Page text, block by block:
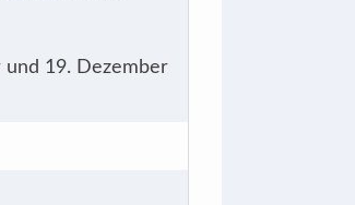
und 19. Dezember